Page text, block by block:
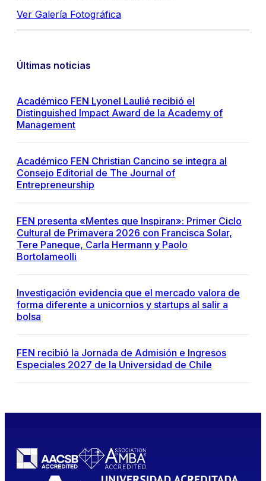
Ver Galería Fotográfica
Últimas noticias
Académico FEN Lyonel Laulié recibió el
Distinguished Impact Award de la Academy of
Management
Académico FEN Christian Cancino se integra al
Consejo Editorial de The Journal of
Entrepreneurship
FEN presenta «Mentes que Inspiran»: Primer Ciclo
Cultural de Primavera 2026 con Francisca Solar,
Tere Paneque, Carla Hermann y Paolo
Bortolameolli
Investigación evidencia que el mercado valora de
forma diferente a unicornios y startups al salir a
bolsa
FEN recibió la Jornada de Admisión e Ingresos
Especiales 2027 de la Universidad de Chile